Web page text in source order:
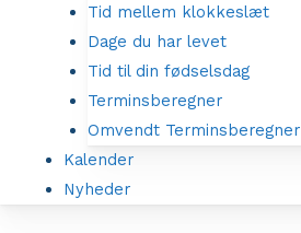
Tid mellem klokkeslæt
Dage du har levet
Tid til din fødselsdag
Terminsberegner
Omvendt Terminsberegner
Kalender
Nyheder